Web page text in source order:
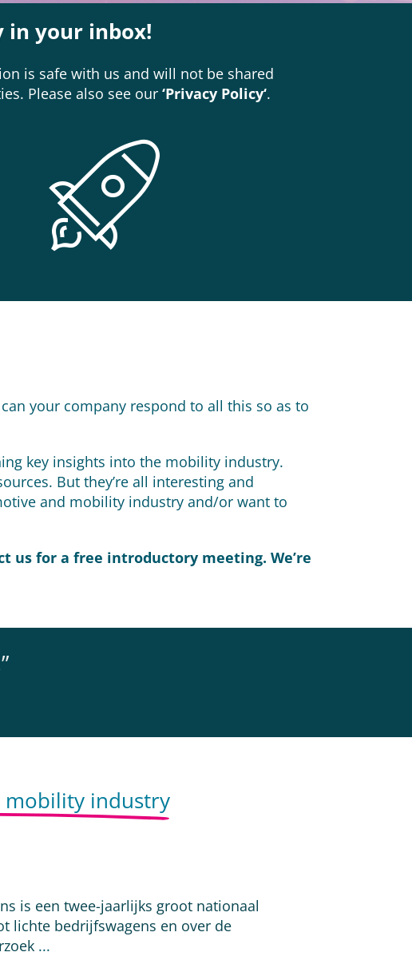
in your inbox!
is safe with us and will not be shared
Please also see our ‘Privacy Policy‘.
your company respond to all this so as to
key insights into the mobility industry.
But they’re all interesting and
and mobility industry and/or want to
us for a free introductory meeting. We’re
mobility industry
is een twee-jaarlijks groot nationaal
lichte bedrijfswagens en over de
...